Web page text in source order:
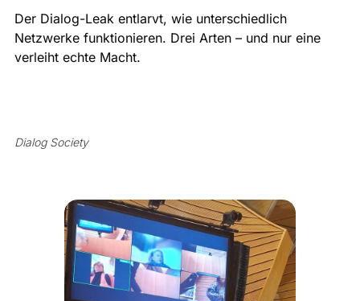
Der Dialog-Leak entlarvt, wie unterschiedlich
Netzwerke funktionieren. Drei Arten – und nur eine
verleiht echte Macht.
Dialog Society